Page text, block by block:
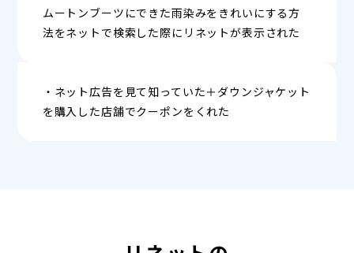
ムートンブーツにできた雨染みをきれいにする方
法をネットで検索した際にリネットが表示された
・ネット広告を見て知っていた＋ダウンジャケット
を購入した店舗でクーポンをくれた